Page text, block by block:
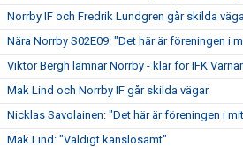
Norrby IF och Fredrik Lundgren går skilda
Nära Norrby S02E09: "Det här är föreningen i
Viktor Bergh lämnar Norrby - klar för IFK
Mak Lind och Norrby IF går skilda vägar
Nicklas Savolainen: "Det här är föreningen i
Mak Lind: "Väldigt känslosamt"